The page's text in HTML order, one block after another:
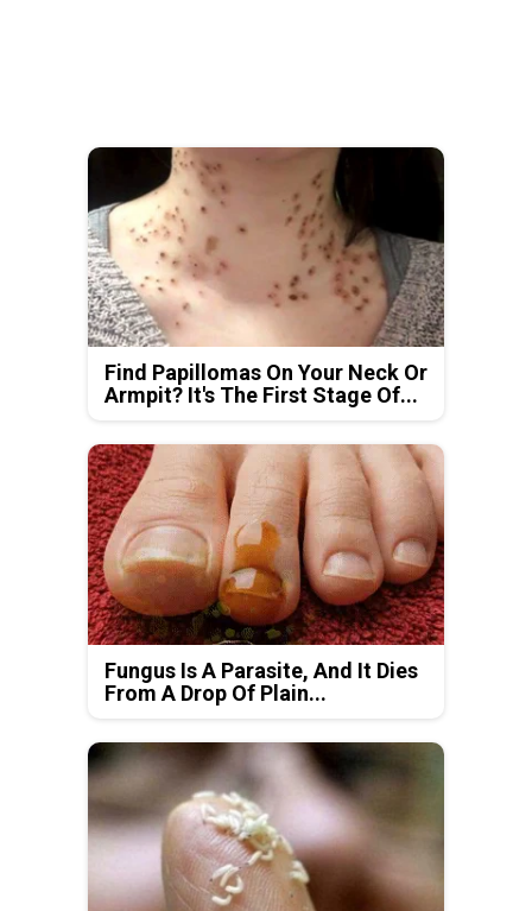
Find Papillomas On Your Neck Or
Armpit? It's The First Stage Of...
Fungus Is A Parasite, And It Dies
From A Drop Of Plain...